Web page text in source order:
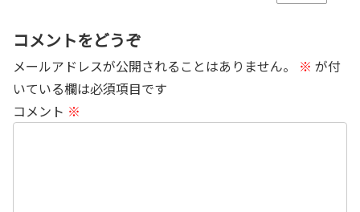
コメントをどうぞ
メールアドレスが公開されることはありません。 ※ が付
いている欄は必須項目です
コメント ※